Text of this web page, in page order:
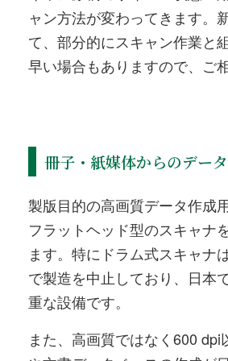
ャン方法が変わってきます。
て、部分的にスキャン作業と
早い場合もありますので、ご
冊子・紙媒体からのデー
製版目的の高画質データ作成
フラットヘッド型のスキャナ
ます。特にドラム式スキャナ
で製造を中止しており、日本
重な設備です。
また、高画質ではなく600 dpi